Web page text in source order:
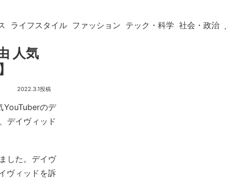
ライフスタイル ファッション テック・科学 社会・政治
人気
2022.3.1
YouTuberのデ
デイヴィッド
した。デイヴ
ヴィッドを訴